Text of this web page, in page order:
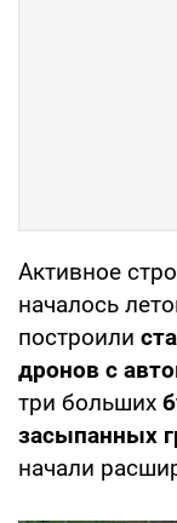
Активное
началось
построили
дронов с
три больших
засыпанных
начали